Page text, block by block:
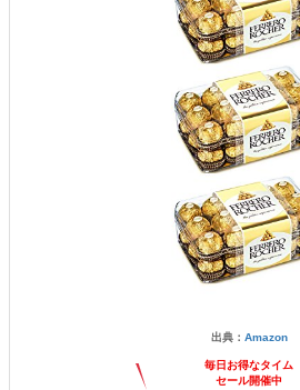
出典： Amazon
毎日お得なタイム
セール開催中